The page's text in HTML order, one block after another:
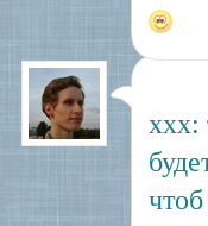
xxx: